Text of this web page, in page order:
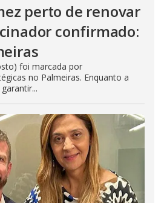
perto de renovar
confirmado:
foi marcada por
no Palmeiras. Enquanto a